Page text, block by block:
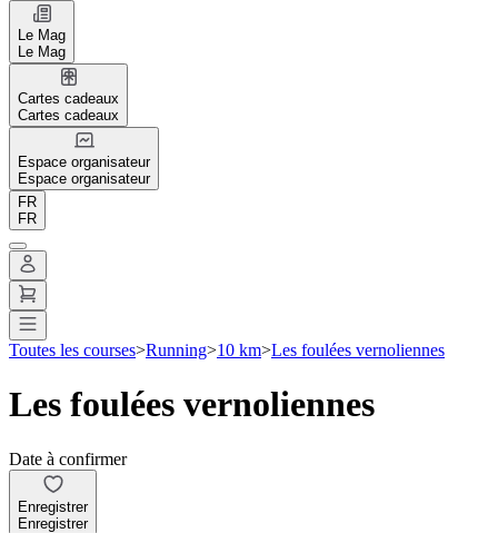
Le Mag
Le Mag
Cartes cadeaux
Cartes cadeaux
Espace organisateur
Espace organisateur
FR
FR
Toutes les courses>Running>10 km>Les foulées vernoliennes
Les foulées vernoliennes
Date à confirmer
Enregistrer
Enregistrer